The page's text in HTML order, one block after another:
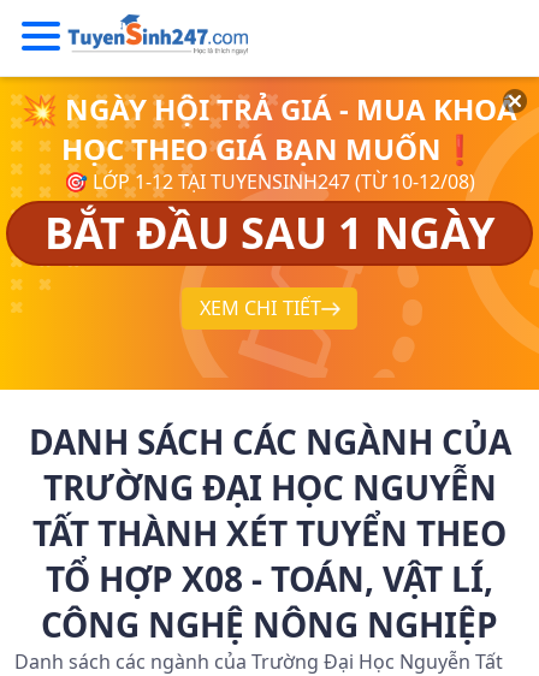
💥 NGÀY HỘI TRẢ GIÁ - MUA KHOÁ
HỌC THEO GIÁ BẠN MUỐN❗
🎯 LỚP 1-12 TẠI TUYENSINH247 (TỪ 10-12/08)
BẮT ĐẦU SAU 1 NGÀY
XEM CHI TIẾT
DANH SÁCH CÁC NGÀNH CỦA
TRƯỜNG ĐẠI HỌC NGUYỄN
TẤT THÀNH XÉT TUYỂN THEO
TỔ HỢP X08 - TOÁN, VẬT LÍ,
CÔNG NGHỆ NÔNG NGHIỆP
Danh sách các ngành của Trường Đại Học Nguyễn Tất